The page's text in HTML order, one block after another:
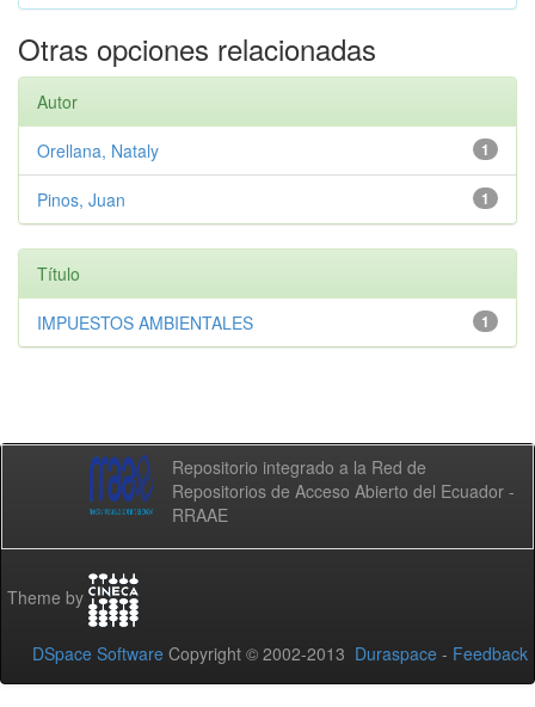
Otras opciones relacionadas
Autor
1
Orellana, Nataly
1
Pinos, Juan
Título
1
IMPUESTOS AMBIENTALES
Repositorio integrado a la Red de
Repositorios de Acceso Abierto del Ecuador -
RRAAE
Theme by
DSpace Software Copyright © 2002-2013 Duraspace - Feedback